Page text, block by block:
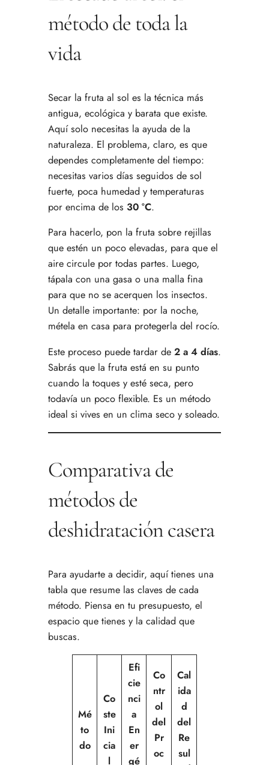
método de toda la
vida
Secar la fruta al sol es la técnica más
antigua, ecológica y barata que existe.
Aquí solo necesitas la ayuda de la
naturaleza. El problema, claro, es que
dependes completamente del tiempo:
necesitas varios días seguidos de sol
fuerte, poca humedad y temperaturas
por encima de los 30 °C.
Para hacerlo, pon la fruta sobre rejillas
que estén un poco elevadas, para que el
aire circule por todas partes. Luego,
tápala con una gasa o una malla fina
para que no se acerquen los insectos.
Un detalle importante: por la noche,
métela en casa para protegerla del rocío.
Este proceso puede tardar de 2 a 4 días.
Sabrás que la fruta está en su punto
cuando la toques y esté seca, pero
todavía un poco flexible. Es un método
ideal si vives en un clima seco y soleado.
Comparativa de
métodos de
deshidratación casera
Para ayudarte a decidir, aquí tienes una
tabla que resume las claves de cada
método. Piensa en tu presupuesto, el
espacio que tienes y la calidad que
buscas.
Mé
to
do
Co
ste
Ini
cia
l
Efi
cie
nci
a
En
er
gé
Co
ntr
ol
del
Pr
oc
Cal
ida
d
del
Re
sul